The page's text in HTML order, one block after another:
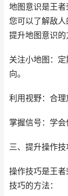
地图意识是王者
您可以了解敌
提升地图意识的
关注小地图：
向。
利用视野：合理
掌握信号：学会
三、提升操作技
操作技巧是王
技巧的方法：